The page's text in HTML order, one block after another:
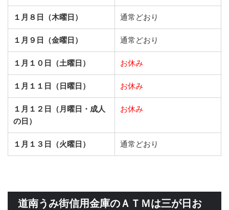
１月８日（木曜日） 通常どおり
１月９日（金曜日） 通常どおり
１月１０日（土曜日） お休み
１月１１日（日曜日） お休み
１月１２日（月曜日・成人
の日）
お休み
１月１３日（火曜日） 通常どおり
道南うみ街信用金庫のＡＴＭは三が日お